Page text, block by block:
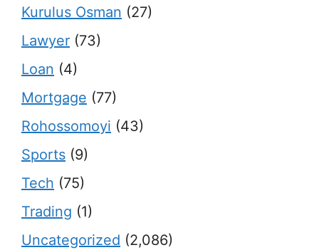
Kurulus Osman (27)
Lawyer (73)
Loan (4)
Mortgage (77)
Rohossomoyi (43)
Sports (9)
Tech (75)
Trading (1)
Uncategorized (2,086)